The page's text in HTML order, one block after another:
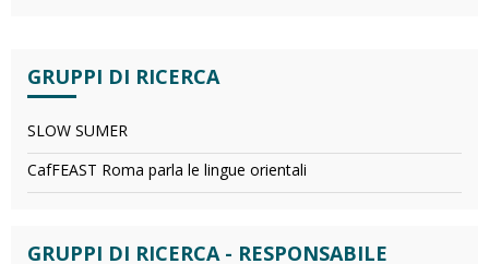
GRUPPI DI RICERCA
SLOW SUMER
CafFEAST Roma parla le lingue orientali
GRUPPI DI RICERCA - RESPONSABILE